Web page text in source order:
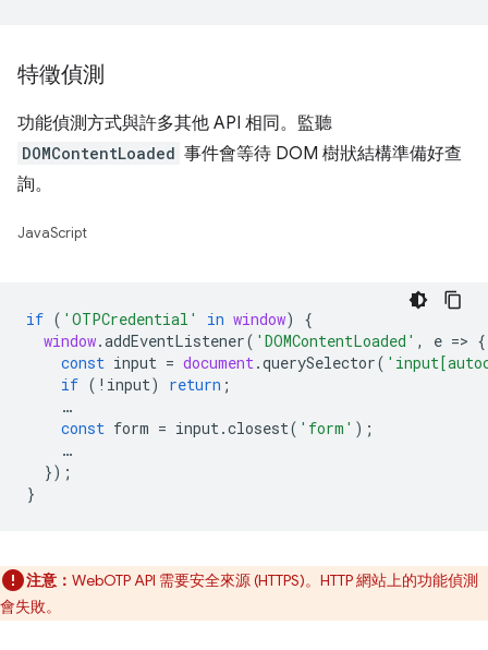
特徵偵測
功能偵測方式與許多其他 API 相同。監聽
DOMContentLoaded 事件會等待 DOM 樹狀結構準備好查
詢。
JavaScript
if ( 'OTPCredential' in window)
{
window.addEventListener( 'DOMContentLoaded' , e => {
const input = document.querySelector(
if ( ! input) return ;
…
const form = input.closest( 'form' );
…
});
}
注意： WebOTP API 需要安全來源 (HTTPS)。HTTP 網站上的功能偵測
會失敗。